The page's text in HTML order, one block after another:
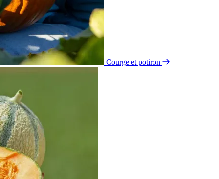
Courge et potiron